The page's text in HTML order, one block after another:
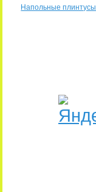
Напольные плинтусы